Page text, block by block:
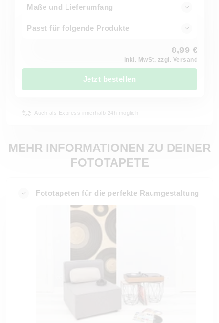
Maße und Lieferumfang
Passt für folgende Produkte
8,99 €
inkl. MwSt. zzgl. Versand
Jetzt bestellen
Auch als Express innerhalb 24h möglich
MEHR INFORMATIONEN ZU DEINER
FOTOTAPETE
Fototapeten für die perfekte Raumgestaltung